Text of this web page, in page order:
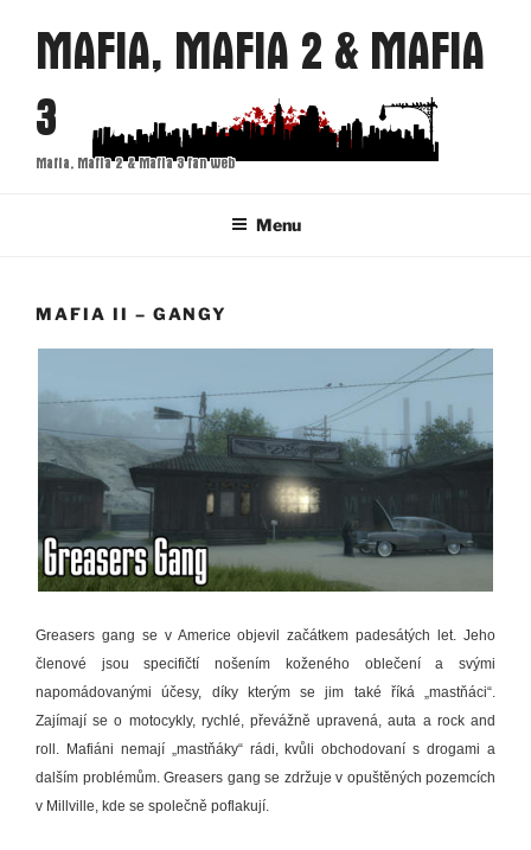
obsahu
webu
MAFIA, MAFIA 2 & MAFIA
3
Mafia, Mafia 2 & Mafia 3 fan web
Menu
MAFIA II – GANGY
Greasers gang se v Americe objevil začátkem padesátých let. Jeho
členové jsou specifičtí nošením koženého oblečení a svými
napomádovanými účesy, díky kterým se jim také říká „mastňáci“.
Zajímají se o motocykly, rychlé, převážně upravená, auta a rock and
roll. Mafiáni nemají „mastňáky“ rádi, kvůli obchodovaní s drogami a
dalším problémům. Greasers gang se zdržuje v opuštěných pozemcích
v Millville, kde se společně poflakují.